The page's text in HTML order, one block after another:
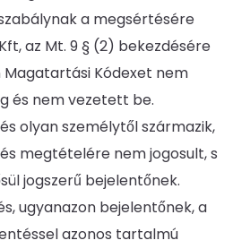
a megsértésére
az Mt. 9 § (2) bekezdésére
Magatartási Kódexet nem
és nem vezetett be.
olyan személytől származik,
megtételére nem jogosult, s
jogszerű bejelentőnek.
ugyanazon bejelentőnek, a
azonos tartalmú